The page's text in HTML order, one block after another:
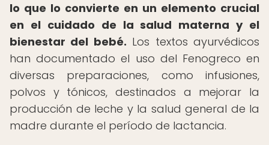
lo que lo convierte en un elemento crucial
en el cuidado de la salud materna y el
bienestar del bebé. Los textos ayurvédicos
han documentado el uso del Fenogreco en
diversas preparaciones, como infusiones,
polvos y tónicos, destinados a mejorar la
producción de leche y la salud general de la
madre durante el período de lactancia.